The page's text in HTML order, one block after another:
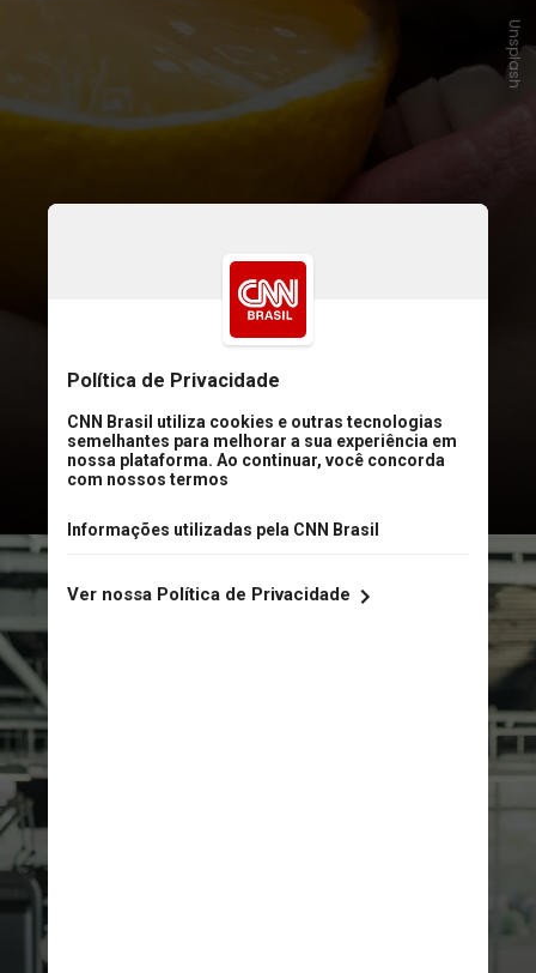
Alimentação equilibrada, com foco
em alimentos in natura e redução
de ultraprocessados, é um pilar
e mental
Unsplash